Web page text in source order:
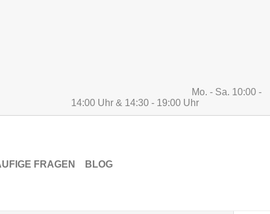
Mo. - Sa. 10:00 -
14:00 Uhr & 14:30 - 19:00 Uhr
FRAGEN BLOG